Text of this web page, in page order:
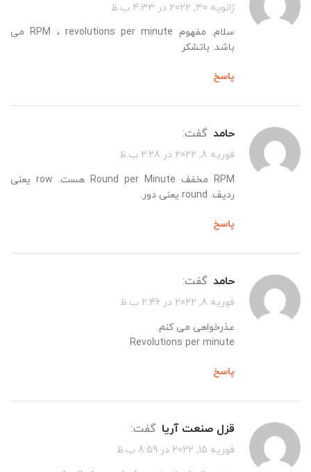
ژانویه 30, 2022 در 4:33 ب.ظ
سلام. مفهوم RPM ، revolutions per minute می
باشد. باتشکر
پاسخ
حامد گفت:
فوریه 8, 2022 در 2:28 ب.ظ
RPM مخفف Round per Minute هست. row یعنی
ردیف. round یعنی دور.
پاسخ
حامد گفت:
فوریه 8, 2022 در 2:46 ب.ظ
عذرخواهی می کنم.
Revolutions per minute
پاسخ
قزل صنعت آریا گفت:
فوریه 15, 2022 در 8:59 ب.ظ